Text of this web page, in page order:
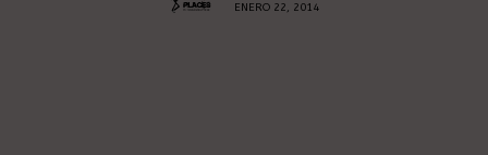
ENERO 22, 2014